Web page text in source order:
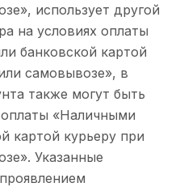
использует другой
на условиях оплаты
банковской картой
самовывозе», в
также могут быть
«Наличными
картой курьеру при
Указанные